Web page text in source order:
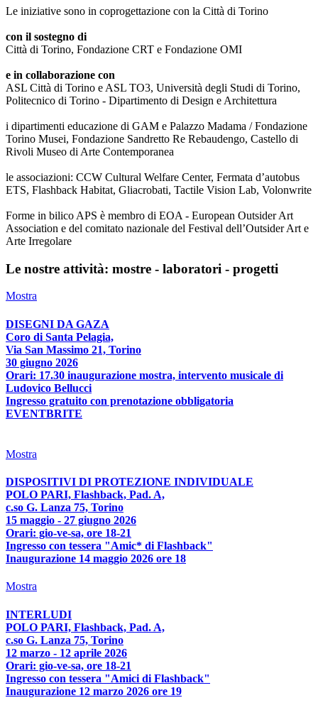
Le iniziative sono in coprogettazione con la Città di Torino
con il sostegno di
Città di Torino, Fondazione CRT e Fondazione OMI
e in collaborazione con
ASL Città di Torino e ASL TO3, Università degli Studi di Torino,
Politecnico di Torino - Dipartimento di Design e Architettura
i dipartimenti educazione di GAM e Palazzo Madama / Fondazione
Torino Musei, Fondazione Sandretto Re Rebaudengo, Castello di
Rivoli Museo di Arte Contemporanea
le associazioni: CCW Cultural Welfare Center, Fermata d’autobus
ETS, Flashback Habitat, Gliacrobati, Tactile Vision Lab, Volonwrite
Forme in bilico APS è membro di EOA - European Outsider Art
Association e del comitato nazionale del Festival dell’Outsider Art e
Arte Irregolare
Le nostre attività: mostre - laboratori - progetti
Mostra
DISEGNI DA GAZA
Coro di Santa Pelagia,
Via San Massimo 21, Torino
30 giugno 2026
Orari: 17.30 inaugurazione mostra, intervento musicale di
Ludovico Bellucci
Ingresso gratuito con prenotazione obbligatoria
EVENTBRITE
Mostra
DISPOSITIVI DI PROTEZIONE INDIVIDUALE
POLO PARI, Flashback, Pad. A,
c.so G. Lanza 75, Torino
15 maggio - 27 giugno 2026
Orari: gio-ve-sa, ore 18-21
Ingresso con tessera "Amic* di Flashback"
Inaugurazione 14 maggio 2026 ore 18
Mostra
INTERLUDI
POLO PARI, Flashback, Pad. A,
c.so G. Lanza 75, Torino
12 marzo - 12 aprile 2026
Orari: gio-ve-sa, ore 18-21
Ingresso con tessera "Amici di Flashback"
Inaugurazione 12 marzo 2026 ore 19